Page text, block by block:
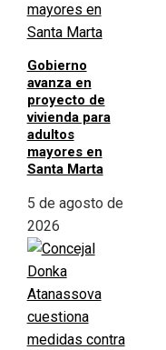
Gobierno
avanza en
proyecto de
vivienda para
adultos
mayores en
Santa Marta
5 de agosto de
2026